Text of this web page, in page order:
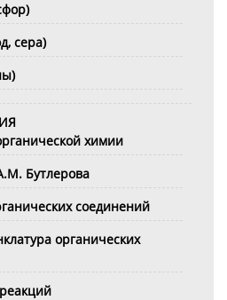
сера)
химии
Бутлерова
соединений
органических